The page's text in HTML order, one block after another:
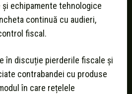
echipamente tehnologice
continuă cu audieri,
fiscal.
în discuție pierderile fiscale și
contrabandei cu produse
în care rețelele